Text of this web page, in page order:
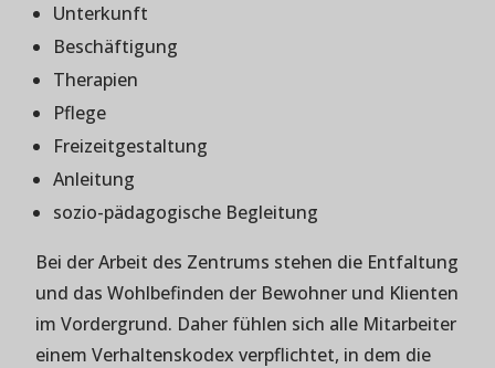
Unterkunft
Beschäftigung
Therapien
Pflege
Freizeitgestaltung
Anleitung
sozio-pädagogische Begleitung
Bei der Arbeit des Zentrums stehen die Entfaltung
und das Wohlbefinden der Bewohner und Klienten
im Vordergrund. Daher fühlen sich alle Mitarbeiter
einem Verhaltenskodex verpflichtet, in dem die